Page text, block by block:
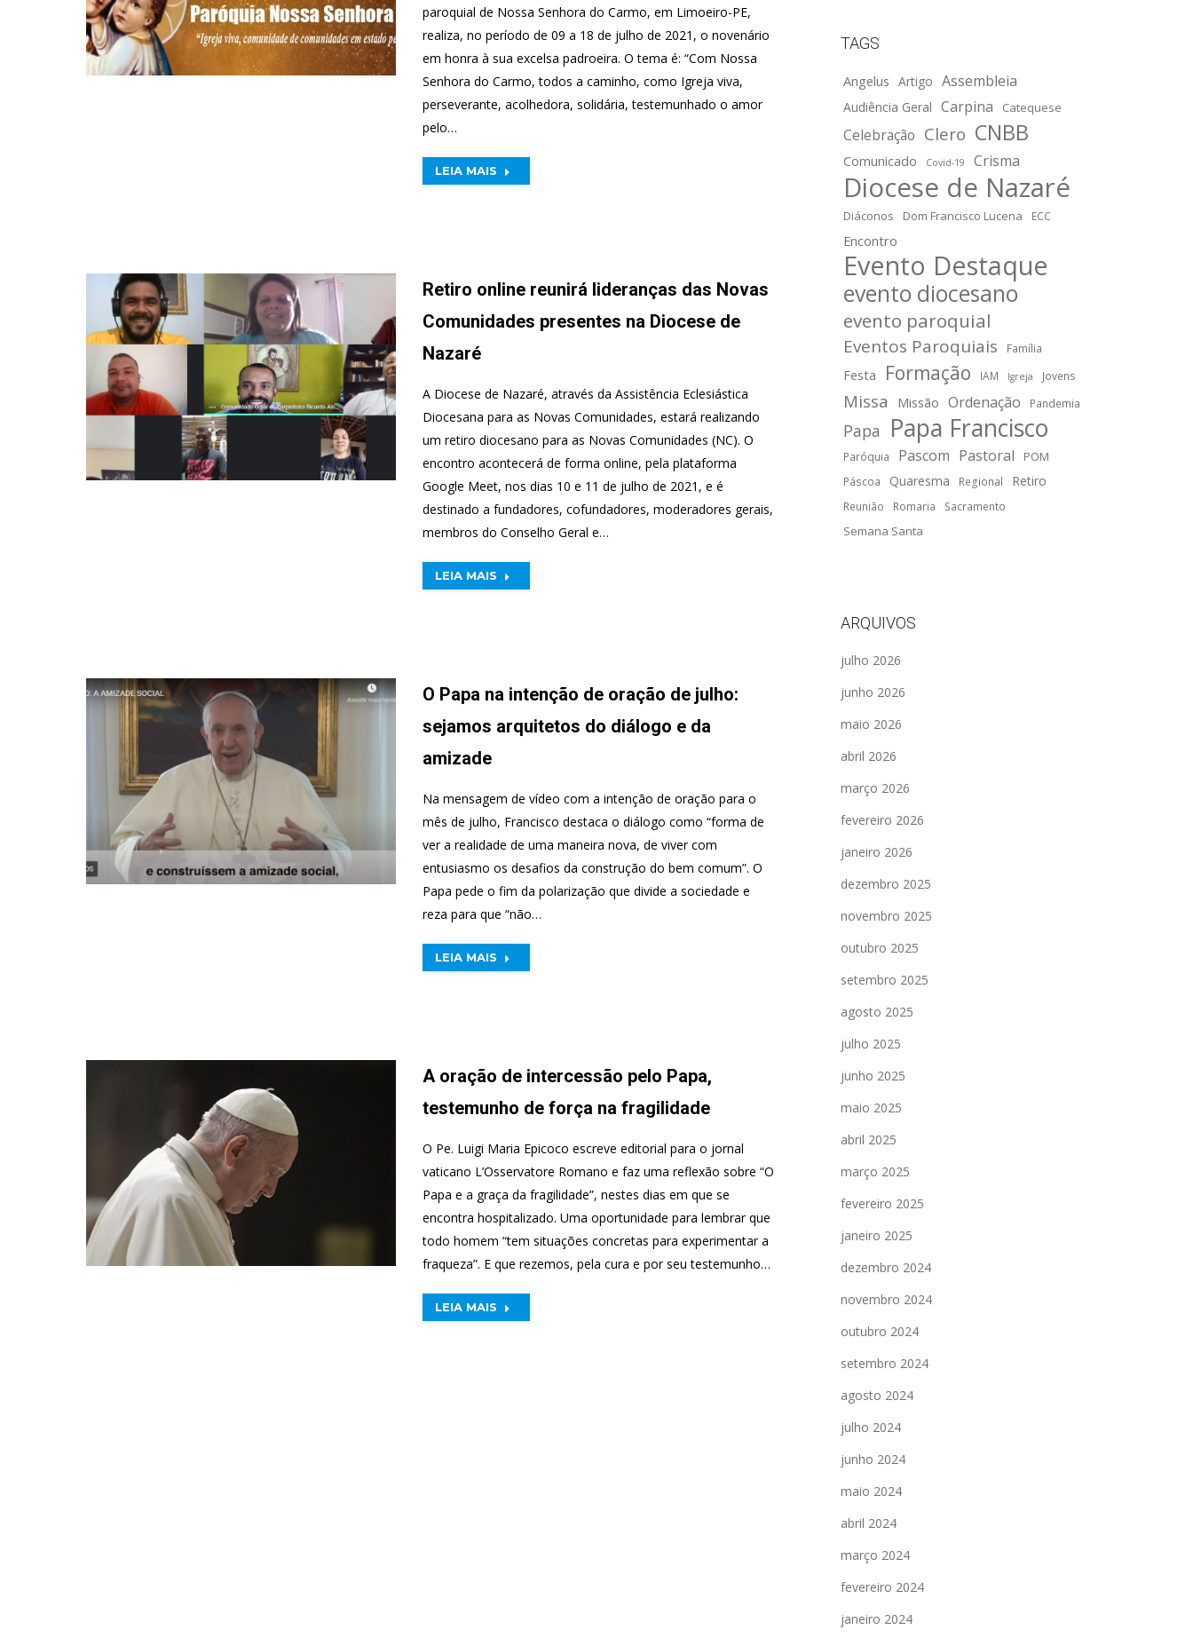
paroquial de Nossa Senhora do Carmo, em Limoeiro-PE,
realiza, no período de 09 a 18 de julho de 2021, o novenário
em honra à sua excelsa padroeira. O tema é: “Com Nossa
Senhora do Carmo, todos a caminho, como Igreja viva,
perseverante, acolhedora, solidária, testemunhado o amor
pelo…
LEIA MAIS
Retiro online reunirá lideranças das Novas
Comunidades presentes na Diocese de
Nazaré
A Diocese de Nazaré, através da Assistência Eclesiástica
Diocesana para as Novas Comunidades, estará realizando
um retiro diocesano para as Novas Comunidades (NC). O
encontro acontecerá de forma online, pela plataforma
Google Meet, nos dias 10 e 11 de julho de 2021, e é
destinado a fundadores, cofundadores, moderadores gerais,
membros do Conselho Geral e…
LEIA MAIS
O Papa na intenção de oração de julho:
sejamos arquitetos do diálogo e da
amizade
Na mensagem de vídeo com a intenção de oração para o
mês de julho, Francisco destaca o diálogo como “forma de
ver a realidade de uma maneira nova, de viver com
entusiasmo os desafios da construção do bem comum”. O
Papa pede o fim da polarização que divide a sociedade e
reza para que “não…
LEIA MAIS
A oração de intercessão pelo Papa,
testemunho de força na fragilidade
O Pe. Luigi Maria Epicoco escreve editorial para o jornal
vaticano L’Osservatore Romano e faz uma reflexão sobre “O
Papa e a graça da fragilidade”, nestes dias em que se
encontra hospitalizado. Uma oportunidade para lembrar que
todo homem “tem situações concretas para experimentar a
fraqueza”. E que rezemos, pela cura e por seu testemunho…
LEIA MAIS
TAGS
Angelus Artigo Assembleia
Audiência Geral Carpina Catequese
Celebração Clero CNBB
Comunicado Covid-19 Crisma
Diocese de Nazaré
Diáconos Dom Francisco Lucena ECC
Encontro
Evento Destaque
evento diocesano
evento paroquial
Eventos Paroquiais Família
Festa Formação IAM Igreja Jovens
Missa Missão Ordenação Pandemia
Papa Papa Francisco
Paróquia Pascom Pastoral POM
Páscoa Quaresma Regional Retiro
Reunião Romaria Sacramento
Semana Santa
ARQUIVOS
julho 2026
junho 2026
maio 2026
abril 2026
março 2026
fevereiro 2026
janeiro 2026
dezembro 2025
novembro 2025
outubro 2025
setembro 2025
agosto 2025
julho 2025
junho 2025
maio 2025
abril 2025
março 2025
fevereiro 2025
janeiro 2025
dezembro 2024
novembro 2024
outubro 2024
setembro 2024
agosto 2024
julho 2024
junho 2024
maio 2024
abril 2024
março 2024
fevereiro 2024
janeiro 2024